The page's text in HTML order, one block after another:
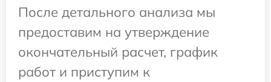
После детального анализа мы
предоставим на утверждение
окончательный расчет, график
работ и приступим к